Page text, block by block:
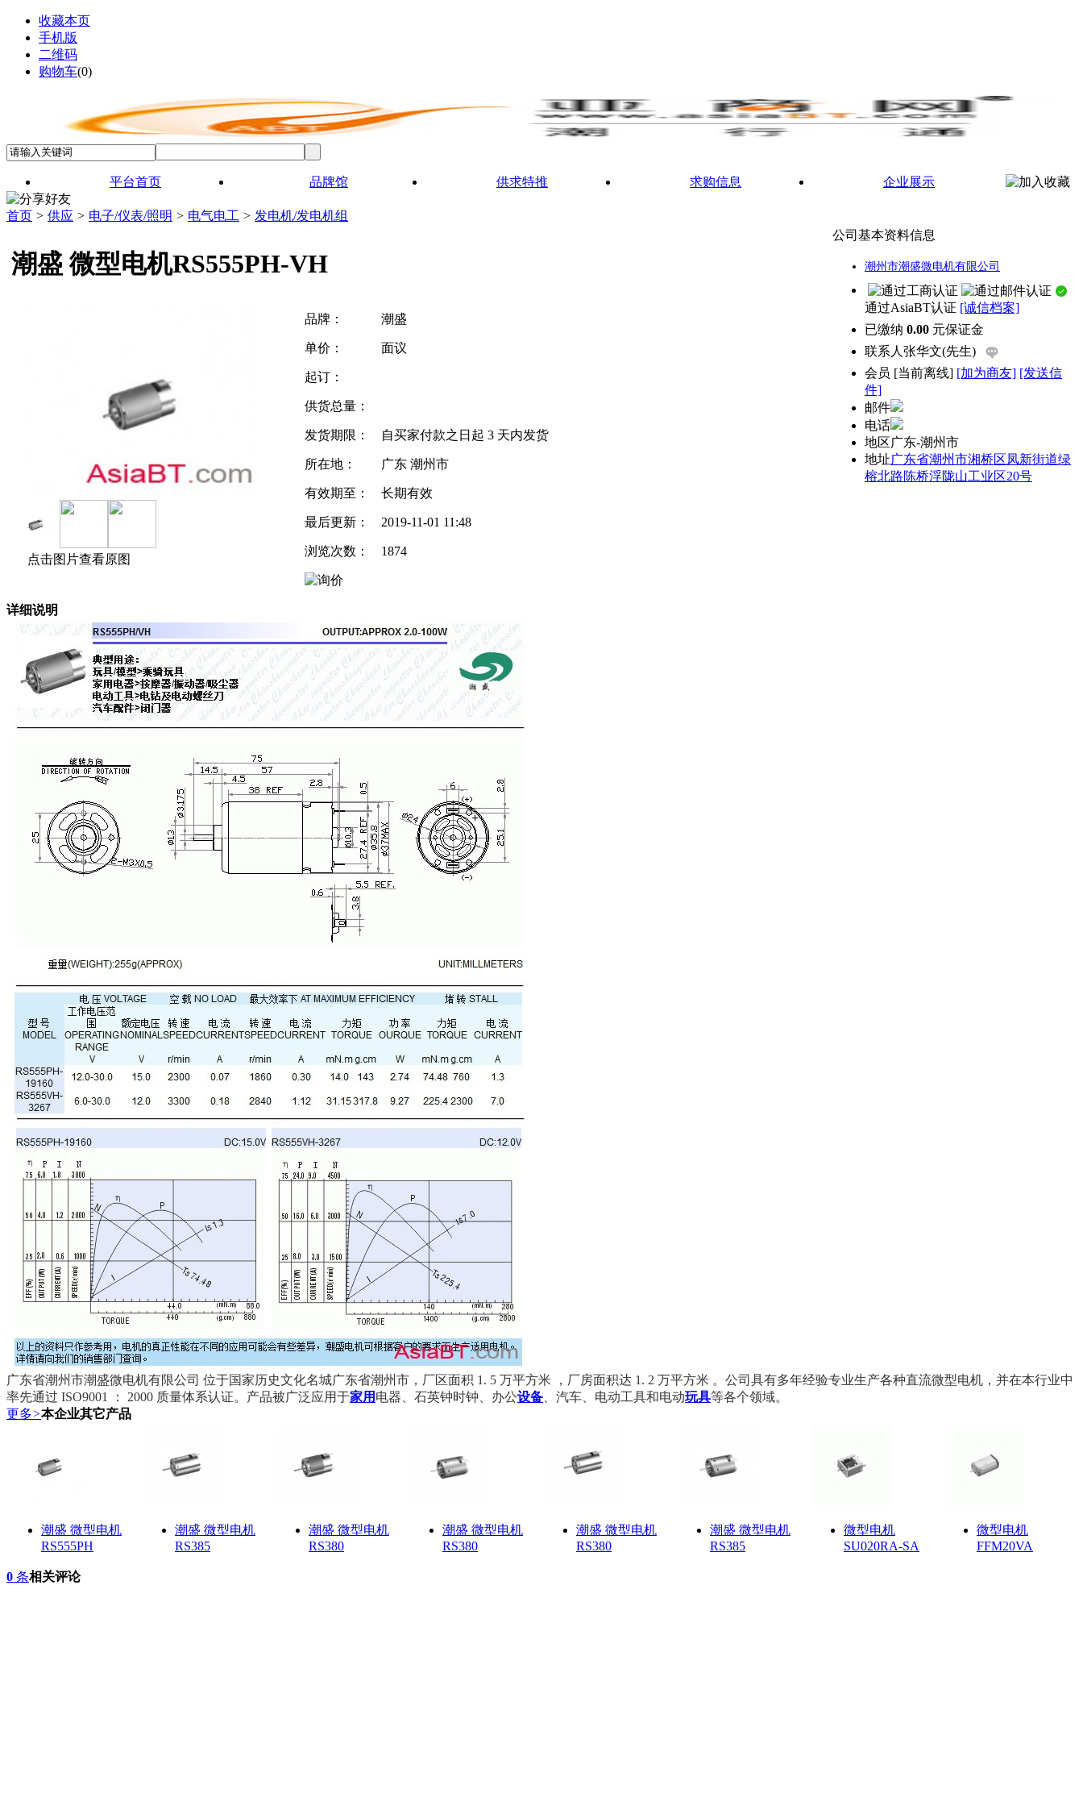
收藏本页
手机版
二维码
购物车(0)
平台首页 品牌馆 供求特推 求购信息 企业展示
首页 > 供应 > 电子/仪表/照明 > 电气电工 > 发电机/发电机组
潮盛 微型电机RS555PH-VH
点击图片查看原图
品牌： 潮盛
单价： 面议
起订：
供货总量：
发货期限： 自买家付款之日起 3 天内发货
所在地： 广东 潮州市
有效期至： 长期有效
最后更新： 2019-11-01 11:48
浏览次数： 1874
公司基本资料信息
潮州市潮盛微电机有限公司
通过AsiaBT认证 [诚信档案]
已缴纳 0.00 元保证金
联系人 张华文(先生)
会员 [当前离线] [加为商友] [发送信
件]
邮件
电话
地区广东-潮州市
地址广东省潮州市湘桥区凤新街道绿
榕北路陈桥浮陇山工业区20号
详细说明
广东省潮州市潮盛微电机有限公司 位于国家历史文化名城广东省潮州市，厂区面积 1. 5 万平方米 ，厂房面积达 1. 2 万平方米 。公司具有多年经验专业生产各种直流微型电机，并在本行业中
率先通过 ISO9001 ： 2000 质量体系认证。产品被广泛应用于家用 电器、石英钟时钟、办公设备 、汽车、电动工具和电动玩具等各个领域。
更多>本企业其它产品
潮盛 微型电机
RS555PH
潮盛 微型电机
RS385
潮盛 微型电机
RS380
潮盛 微型电机
RS380
潮盛 微型电机
RS380
潮盛 微型电机
RS385
微型电机
SU020RA-SA
微型电机
FFM20VA
0 条相关评论